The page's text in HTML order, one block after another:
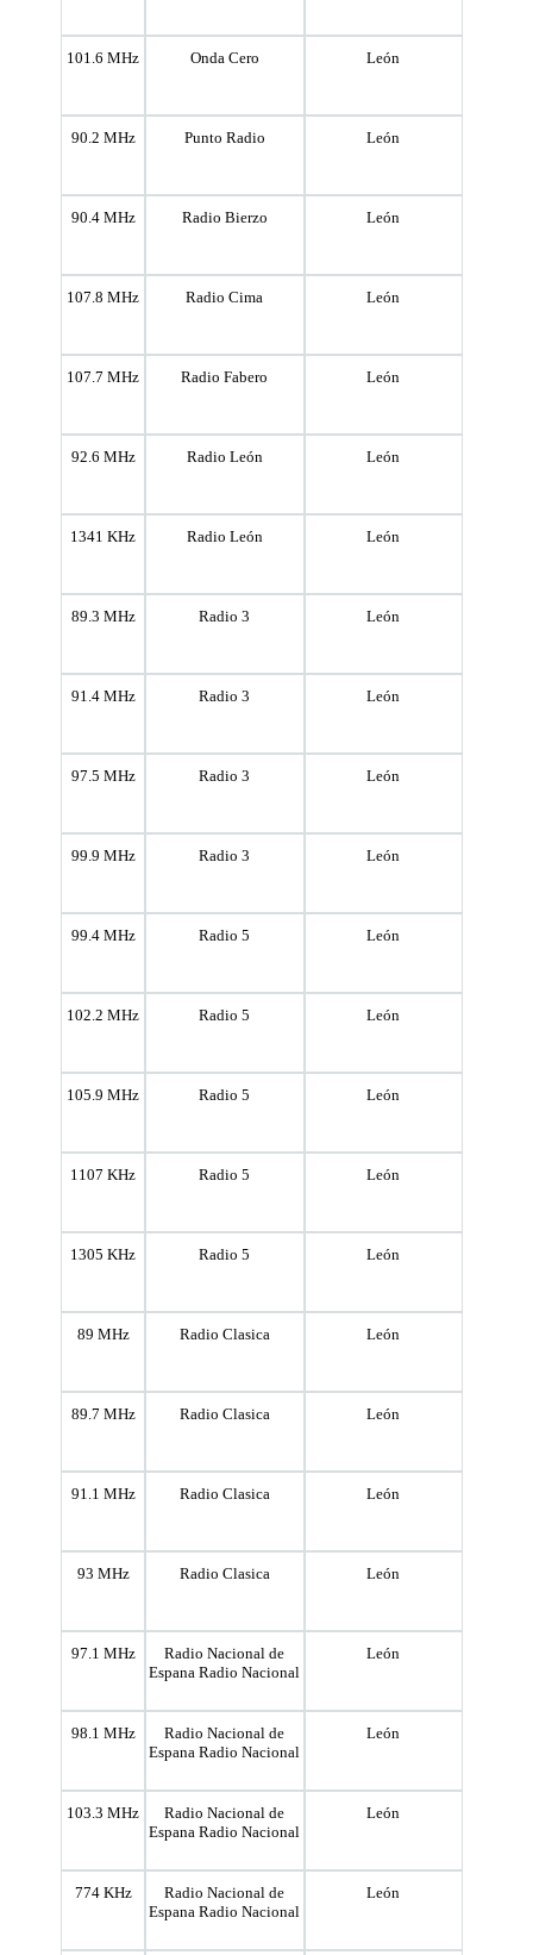
101.6 MHz Onda Cero León
90.2 MHz Punto Radio León
90.4 MHz Radio Bierzo León
107.8 MHz Radio Cima León
107.7 MHz Radio Fabero León
92.6 MHz Radio León León
1341 KHz Radio León León
89.3 MHz Radio 3 León
91.4 MHz Radio 3 León
97.5 MHz Radio 3 León
99.9 MHz Radio 3 León
99.4 MHz Radio 5 León
102.2 MHz Radio 5 León
105.9 MHz Radio 5 León
1107 KHz Radio 5 León
1305 KHz Radio 5 León
89 MHz Radio Clasica León
89.7 MHz Radio Clasica León
91.1 MHz Radio Clasica León
93 MHz Radio Clasica León
97.1 MHz
Radio Nacional de
Espana Radio Nacional
León
98.1 MHz
Radio Nacional de
Espana Radio Nacional
León
103.3 MHz
Radio Nacional de
Espana Radio Nacional
León
774 KHz
Radio Nacional de
Espana Radio Nacional
León